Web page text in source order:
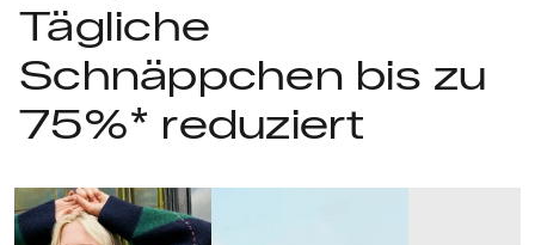
Tägliche
Schnäppchen bis zu
75%* reduziert